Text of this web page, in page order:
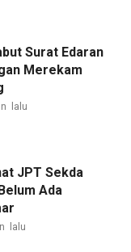
Surat Edaran
Merekam
lalu
JPT Sekda
Ada
lalu